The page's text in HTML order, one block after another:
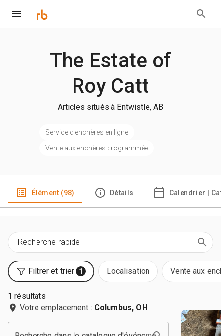
The Estate of
Roy Catt
Articles situés à Entwistle, AB
Service d'enchères en ligne
Vente aux enchères programmée
Élément (98) Détails Calendrier |
Filtrer et trier 1 Localisation Vente aux
1 résultats
Votre emplacement : Columbus, OH